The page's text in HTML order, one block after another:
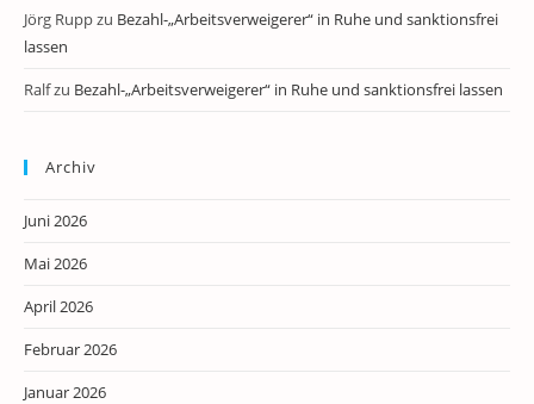
Jörg Ruppzu Bezahl-„Arbeitsverweigerer“ in Ruhe und sanktionsfrei
lassen
Ralfzu Bezahl-„Arbeitsverweigerer“ in Ruhe und sanktionsfrei lassen
Archiv
Juni 2026
Mai 2026
April 2026
Februar 2026
Januar 2026